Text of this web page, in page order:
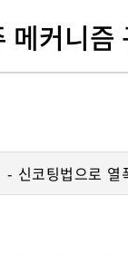
메커니즘
- 신코팅법으로 열